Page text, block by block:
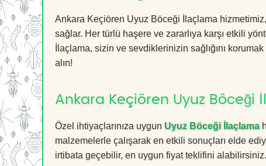
Ankara Keçiören Uyuz Böceği İlaçlama
sağlar. Her türlü haşere ve zararlıya karşı etkili
İlaçlama, sizin ve sevdiklerinizin sağlığını
alın!
Ankara Keçiören Uyuz Böceği
Özel ihtiyaçlarınıza uygun Uyuz Böceği İlaçlama
malzemelerle çalışarak en etkili sonuçları elde
irtibata geçebilir, en uygun fiyat teklifini alabilirsiniz.